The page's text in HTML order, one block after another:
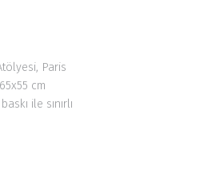
Paris
cm
ile sınırlı